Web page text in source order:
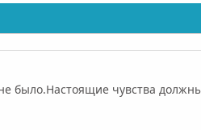
было.Настоящие чувства